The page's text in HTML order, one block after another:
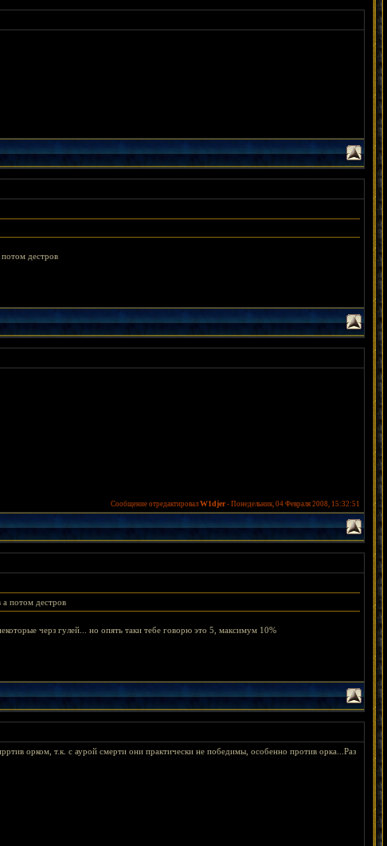
потом дестров
Сообщение отредактировал W1djer- Понедельник, 04 Февраля 2008, 15:32:51
а потом дестров
черз гулей... но опять таки тебе говорю это 5, максимум 10%
орком, т.к. с аурой смерти они практически не победимы, особенно против орка...Раз